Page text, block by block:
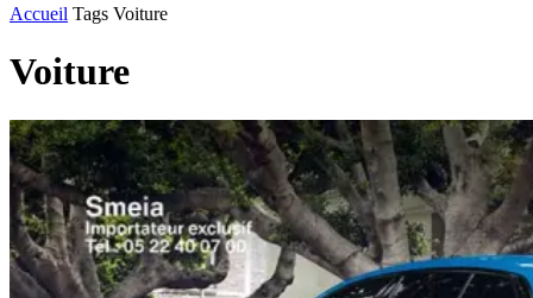
Accueil Tags Voiture
Voiture